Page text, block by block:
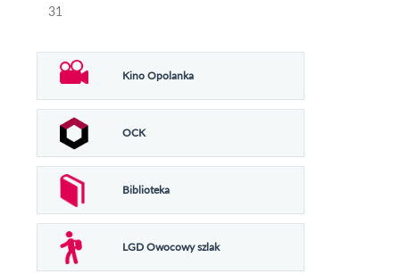
31
Kino Opolanka
OCK
Biblioteka
LGD Owocowy szlak